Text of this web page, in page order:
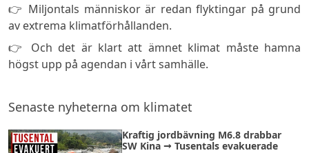
👉 Miljontals människor är redan flyktingar på grund
av extrema klimatförhållanden.
👉 Och det är klart att ämnet klimat måste hamna
högst upp på agendan i vårt samhälle.
Senaste nyheterna om klimatet
Kraftig jordbävning M6.8 drabbar
SW Kina → Tusentals evakuerade